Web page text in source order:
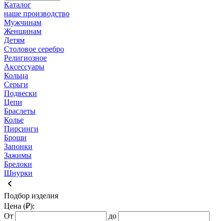
Каталог
наше производство
Мужчинам
Женщинам
Детям
Столовое серебро
Религиозное
Аксессуары
Кольца
Серьги
Подвески
Цепи
Браслеты
Колье
Пирсинги
Броши
Запонки
Зажимы
Брелоки
Шнурки
keyboard_arrow_left
Подбор изделия
Цена (₽):
От
до